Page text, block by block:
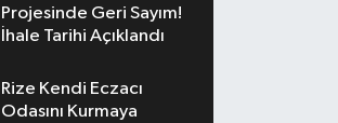
Projesinde Geri Sayım!
İhale Tarihi Açıklandı
Rize Kendi Eczacı
Odasını Kurmaya